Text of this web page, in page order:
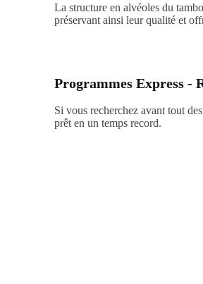
La structure en alvéoles du
préservant ainsi leur qualité et
Programmes Express -
Si vous recherchez avant tout
prêt en un temps record.